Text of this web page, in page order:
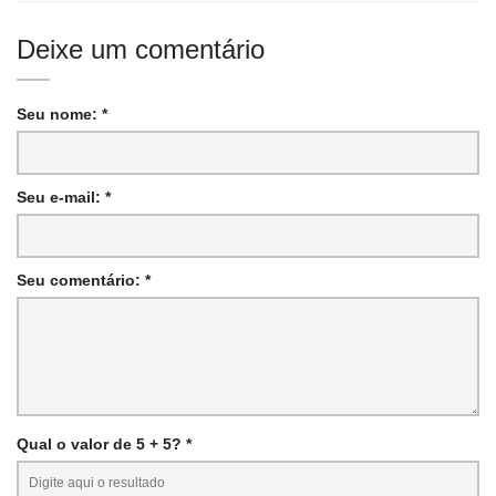
Deixe um comentário
Seu nome: *
Seu e-mail: *
Seu comentário: *
Qual o valor de 5 + 5? *